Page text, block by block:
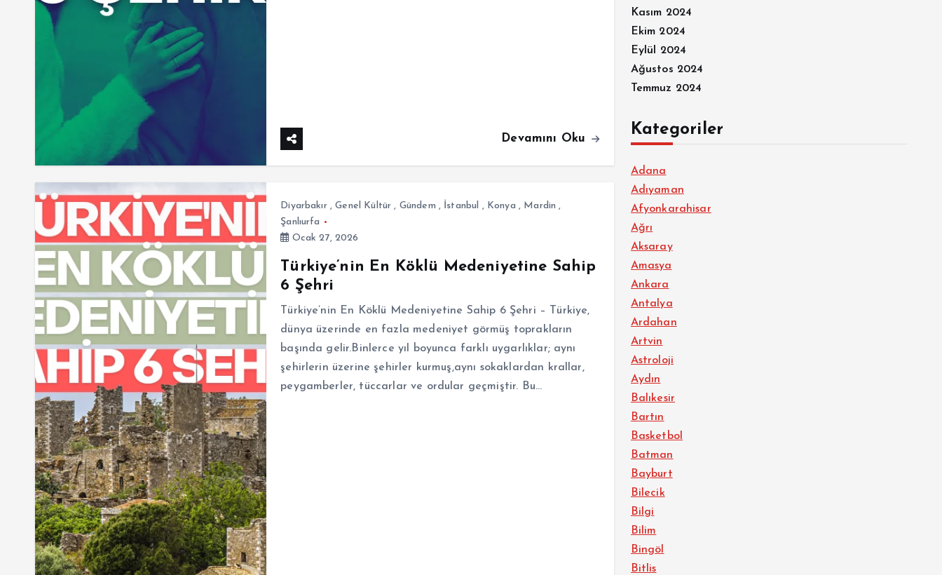
Devamını Oku
Diyarbakır,Genel Kültür , Gündem , İstanbul , Konya , Mardin ,
Şanlıurfa
Ocak 27, 2026
Türkiye’nin En Köklü Medeniyetine Sahip
6 Şehri
Türkiye’nin En Köklü Medeniyetine Sahip 6 Şehri – Türkiye,
dünya üzerinde en fazla medeniyet görmüş toprakların
başında gelir.Binlerce yıl boyunca farklı uygarlıklar; aynı
şehirlerin üzerine şehirler kurmuş,aynı sokaklardan krallar,
peygamberler, tüccarlar ve ordular geçmiştir. Bu…
Kasım 2024
Ekim 2024
Eylül 2024
Ağustos 2024
Temmuz 2024
Kategoriler
Adana
Adıyaman
Afyonkarahisar
Ağrı
Aksaray
Amasya
Ankara
Antalya
Ardahan
Artvin
Astroloji
Aydın
Balıkesir
Bartın
Basketbol
Batman
Bayburt
Bilecik
Bilgi
Bilim
Bingöl
Bitlis